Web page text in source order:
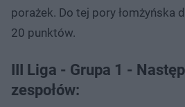
porażek. Do tej pory łomżyńska
20 punktów.
III Liga - Grupa 1 -
zespołów: